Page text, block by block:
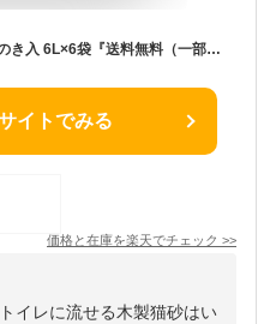
猫砂 トイレに流せる木製猫砂 ひのき入 6L×6袋『送料無料（一部地域除く）』
イトでみる
価格と在庫を楽天でチェック >>
イレに流せる木製猫砂はい